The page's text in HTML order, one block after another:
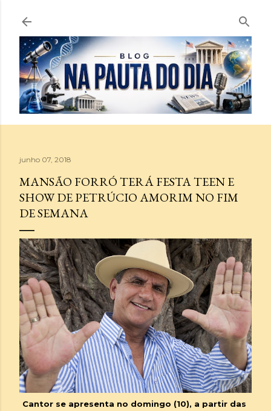
Pular para o conteúdo principal
junho 07, 2018
MANSÃO FORRÓ TERÁ FESTA TEEN E
SHOW DE PETRÚCIO AMORIM NO FIM
DE SEMANA
Cantor se apresenta no domingo (10), a partir das